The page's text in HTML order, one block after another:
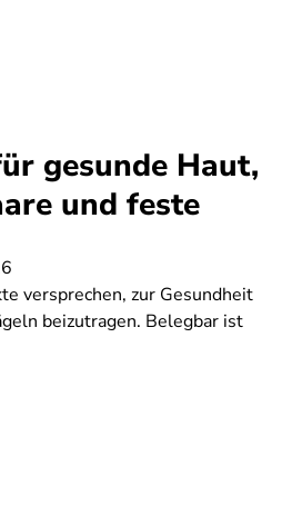
gesunde Haut,
und feste
versprechen, zur Gesundheit
beizutragen. Belegbar ist